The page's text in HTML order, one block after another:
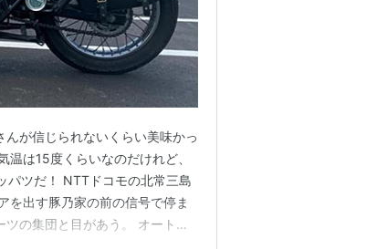
が信じられないくらい美味かっ
は15度くらいなのだけれど、
パツだ！ NTTドコモの北常三島
を出す豚乃家の前の信号で停ま
の集団と目があう。 オートバ